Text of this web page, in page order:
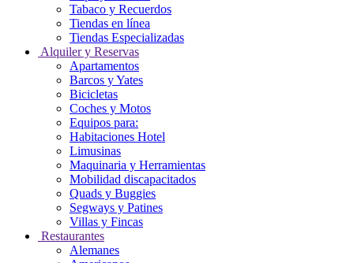
Tabaco y Recuerdos
Tiendas en línea
Tiendas Especializadas
Alquiler y Reservas
Apartamentos
Barcos y Yates
Bicicletas
Coches y Motos
Equipos para:
Habitaciones Hotel
Limusinas
Maquinaria y Herramientas
Mobilidad discapacitados
Quads y Buggies
Segways y Patines
Villas y Fincas
Restaurantes
Alemanes